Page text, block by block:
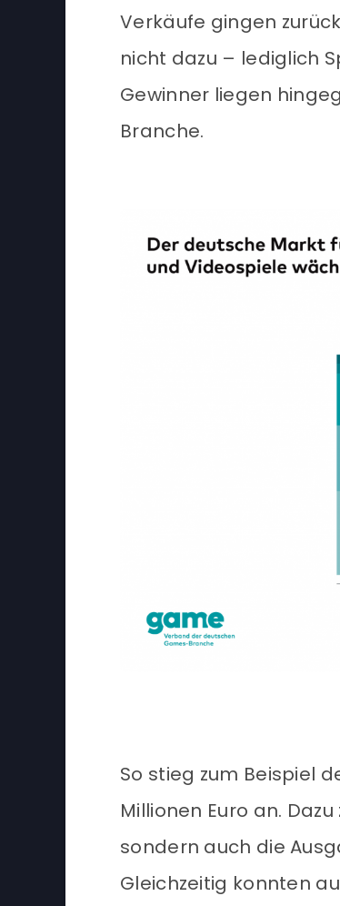
Verkäufe gingen
nicht dazu – lediglich
Gewinner liegen
Branche.
So stieg zum Beispiel
Millionen Euro an.
sondern auch die
Gleichzeitig konnten